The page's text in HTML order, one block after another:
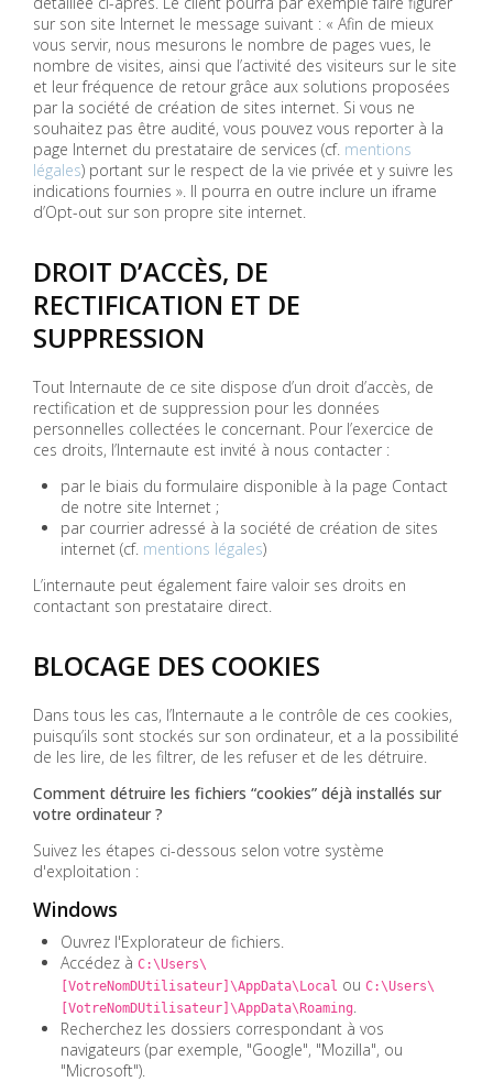
sur son site Internet le message suivant : « Afin de mieux
vous servir, nous mesurons le nombre de pages vues, le
nombre de visites, ainsi que l’activité des visiteurs sur le site
et leur fréquence de retour grâce aux solutions proposées
par la société de création de sites internet. Si vous ne
souhaitez pas être audité, vous pouvez vous reporter à la
page Internet du prestataire de services (cf. mentions
légales) portant sur le respect de la vie privée et y suivre les
indications fournies ». Il pourra en outre inclure un iframe
d’Opt-out sur son propre site internet.
DROIT D’ACCÈS, DE
RECTIFICATION ET DE
SUPPRESSION
Tout Internaute de ce site dispose d’un droit d’accès, de
rectification et de suppression pour les données
personnelles collectées le concernant. Pour l’exercice de
ces droits, l’Internaute est invité à nous contacter :
par le biais du formulaire disponible à la page Contact
de notre site Internet ;
par courrier adressé à la société de création de sites
internet (cf. mentions légales)
L’internaute peut également faire valoir ses droits en
contactant son prestataire direct.
BLOCAGE DES COOKIES
Dans tous les cas, l’Internaute a le contrôle de ces cookies,
puisqu’ils sont stockés sur son ordinateur, et a la possibilité
de les lire, de les filtrer, de les refuser et de les détruire.
Comment détruire les fichiers “cookies” déjà installés sur
votre ordinateur ?
Suivez les étapes ci-dessous selon votre système
d'exploitation :
Windows
Ouvrez l'Explorateur de fichiers.
Accédez àC:\Users\
[VotreNomDUtilisateur]\AppData\Local ouC:\Users\
[VotreNomDUtilisateur]\AppData\Roaming
Recherchez les dossiers correspondant à vos
navigateurs (par exemple, "Google", "Mozilla", ou
"Microsoft").